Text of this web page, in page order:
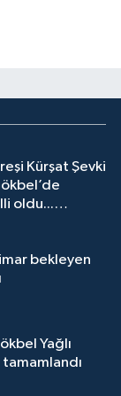
Kürşat Şevki
oldu...
bekleyen
Yağlı